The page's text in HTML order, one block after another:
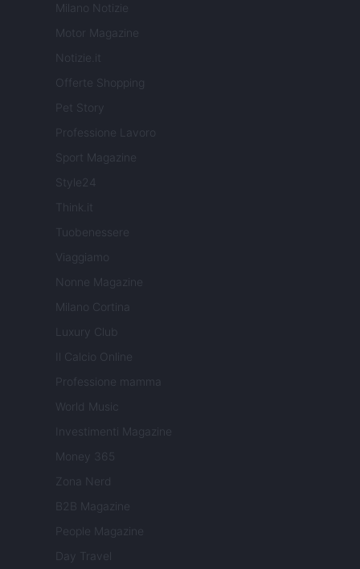
Milano Notizie
Motor Magazine
Notizie.it
Offerte Shopping
Pet Story
Professione Lavoro
Sport Magazine
Style24
Think.it
Tuobenessere
Viaggiamo
Nonne Magazine
Milano Cortina
Luxury Club
Il Calcio Online
Professione mamma
World Music
Investimenti Magazine
Money 365
Zona Nerd
B2B Magazine
People Magazine
Day Travel